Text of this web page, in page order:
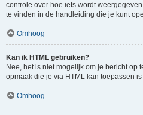
controle over hoe iets wordt
te vinden in de handleiding die je kunt
Omhoog
Kan ik HTML gebruiken?
Nee, het is niet mogelijk om je bericht op
opmaak die je via HTML kan toepassen
Omhoog